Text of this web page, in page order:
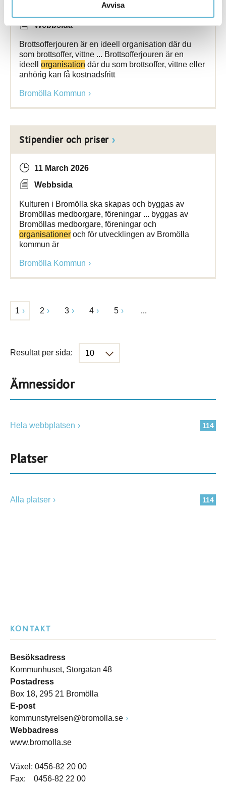
Avvisa
Webbsida
Brottsofferjouren är en ideell organisation där du
som brottsoffer, vittne ... Brottsofferjouren är en
ideell organisation där du som brottsoffer, vittne eller
anhörig kan få kostnadsfritt
Bromölla Kommun
Stipendier och priser
11 March 2026
Webbsida
Kulturen i Bromölla ska skapas och byggas av
Bromöllas medborgare, föreningar ... byggas av
Bromöllas medborgare, föreningar och
organisationer och för utvecklingen av Bromölla
kommun är
Bromölla Kommun
1 2 3 4 5 ...
Resultat per sida:
Ämnessidor
114
Hela webbplatsen
Platser
114
Alla platser
KONTAKT
Besöksadress
Kommunhuset, Storgatan 48
Postadress
Box 18, 295 21 Bromölla
E-post
kommunstyrelsen@bromolla.se
Webbadress
www.bromolla.se
Växel: 0456-82 20 00
Fax: 0456-82 22 00